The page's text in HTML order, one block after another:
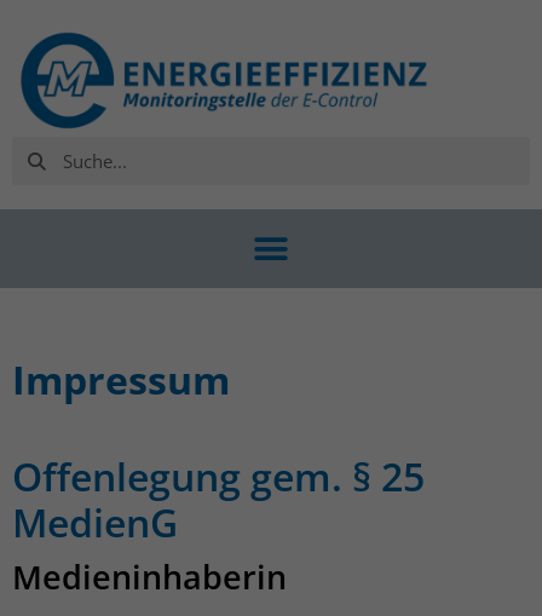
Impressum
Offenlegung gem. § 25
MedienG
Medieninhaberin